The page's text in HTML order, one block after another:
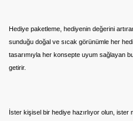
Hediye paketleme, hediyenin değerini
sunduğu doğal ve sıcak görünümle her
tasarımıyla her konsepte uyum sağlayan
getirir.
İster kişisel bir hediye hazırlıyor olun, ister